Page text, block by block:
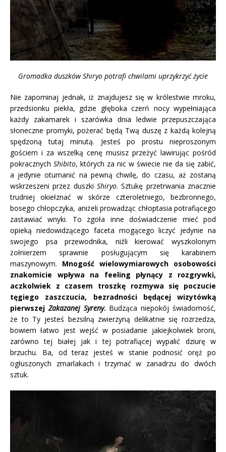
Gromadka duszków Shiryo potrafi chwilami uprzykrzyć życie
Nie zapominaj jednak, iż znajdujesz się w królestwie mroku,
przedsionku piekła, gdzie głęboka czerń nocy wypełniająca
każdy zakamarek i szarówka dnia ledwie przepuszczająca
słoneczne promyki, pożerać będą Twą duszę z każdą kolejną
spędzoną tutaj minutą. Jesteś po prostu nieproszonym
gościem i za wszelką cenę musisz przeżyć lawirując pośród
pokracznych Shibito, których za nic w świecie nie da się zabić,
a jedynie otumanić na pewną chwilę, do czasu, aż zostaną
wskrzeszeni przez duszki Shiryo. Sztukę przetrwania znacznie
trudniej okiełznać w skórze czteroletniego, bezbronnego,
bosego chłopczyka, aniżeli prowadząc chłoptasia potrafiącego
zastawiać wnyki. To zgoła inne doświadczenie mieć pod
opieką niedowidzącego faceta mogącego liczyć jedynie na
swojego psa przewodnika, niźli kierować wyszkolonym
żołnierzem sprawnie posługującym się karabinem
maszynowym. Mnogość wielowymiarowych osobowości
znakomicie wpływa na feeling płynący z rozgrywki,
aczkolwiek z czasem troszkę rozmywa się poczucie
tęgiego zaszczucia, bezradności będącej wizytówką
pierwszejZakazanej Syreny. Budząca niepokój świadomość,
że to Ty jesteś bezsilną zwierzyną delikatnie się rozrzedza,
bowiem łatwo jest wejść w posiadanie jakiejkolwiek broni,
zarówno tej białej jak i tej potrafiącej wypalić dziurę w
brzuchu. Ba, od teraz jesteś w stanie podnosić oręż po
ogłuszonych zmarlakach i trzymać w zanadrzu do dwóch
sztuk.